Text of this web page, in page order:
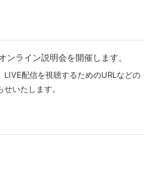
ライン説明会を開催します。
LIVE配信を視聴するためのURLなどの
いたします。